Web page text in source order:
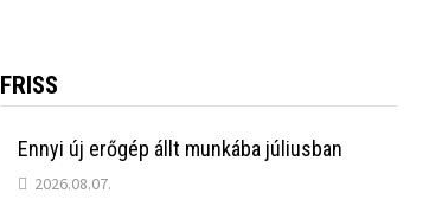
FRISS
Ennyi új erőgép állt munkába júliusban
2026.08.07.